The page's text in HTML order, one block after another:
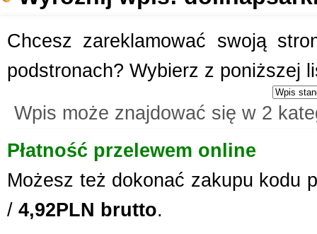
Chcesz zareklamować swoją
podstronach? Wybierz z poniższej
Wpis może znajdować się w 2
Płatność przelewem online
Możesz też dokonać zakupu kodu
/ 4,92PLN brutto.